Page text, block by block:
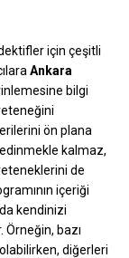
için çeşitli
Ankara
bilgi
ön plana
edinmekle kalmaz,
de
içeriği
kendinizi
bazı
diğerleri